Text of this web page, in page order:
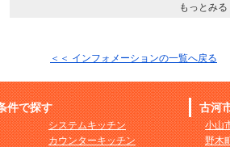
もっとみる
＜＜ インフォメーションの一覧へ戻る
件で探す
システムキッチン
カウンターキッチン
古河
小山
野木